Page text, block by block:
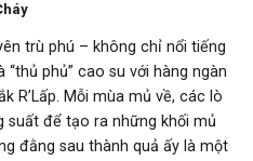
trù phú – không chỉ nổi tiếng
phủ” cao su với hàng ngàn
R’Lấp. Mỗi mùa mủ về, các lò
để tạo ra những khối mủ
đằng sau thành quả ấy là một